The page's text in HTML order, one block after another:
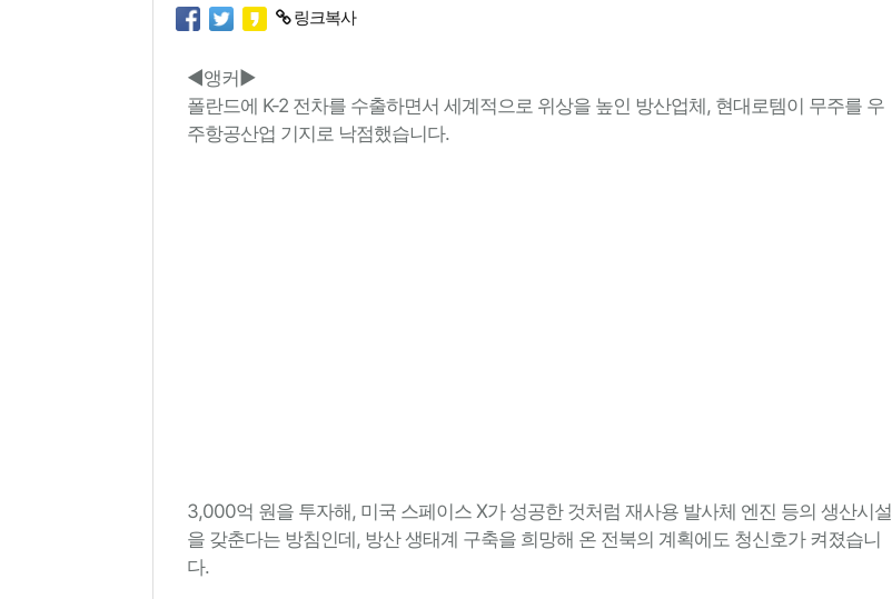
링크복사
◀앵커▶
폴란드에 K-2 전차를 수출하면서 세계적으로 위상을 높인 방산업체, 현대로템이 무주를 우
주항공산업 기지로 낙점했습니다.
3,000억 원을 투자해, 미국 스페이스 X가 성공한 것처럼 재사용 발사체 엔진 등의 생산시설
을 갖춘다는 방침인데, 방산 생태계 구축을 희망해 온 전북의 계획에도 청신호가 켜졌습니
다.